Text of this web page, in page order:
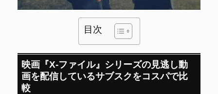
目次
映画『X-ファイル』シリーズの見逃し動
画を配信しているサブスクをコスパで比
較